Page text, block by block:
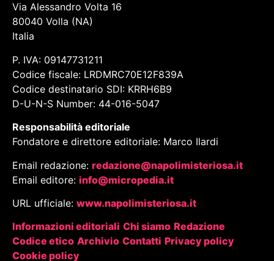
Via Alessandro Volta 16
80040 Volla (NA)
Italia
P. IVA: 09147731211
Codice fiscale: LRDMRC70E12F839A
Codice destinatario SDI: KRRH6B9
D-U-N-S Number: 44-016-5047
Responsabilità editoriale
Fondatore e direttore editoriale: Marco Ilardi
Email redazione: redazione@napolimisteriosa.it
Email editore: info@micropedia.it
URL ufficiale: www.napolimisteriosa.it
Informazioni editoriali Chi siamo Redazione
Codice etico Archivio Contatti Privacy policy
Cookie policy